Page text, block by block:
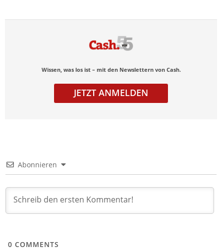
Wissen, was los ist – mit den Newslettern von Cash.
JETZT ANMELDEN
Abonnieren
0 COMMENTS